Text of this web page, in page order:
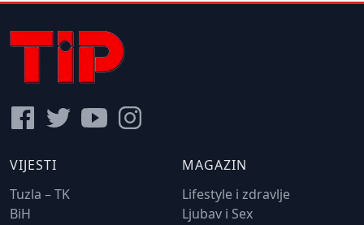
VIJESTI
Tuzla – TK
BiH
MAGAZIN
Lifestyle i zdravlje
Ljubav i Sex